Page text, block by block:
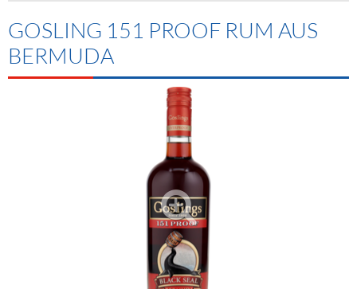
Kontakt
Neuigkeiten
Termine
Sirup
Spirituosen
Kommisionskauf & Lieferbedingungen
Fremddienstleistungen
GOSLING 151 PROOF RUM AUS
BERMUDA